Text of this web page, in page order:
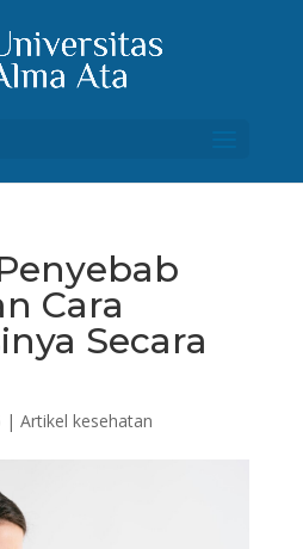
Cara
Secara
| Artikel kesehatan